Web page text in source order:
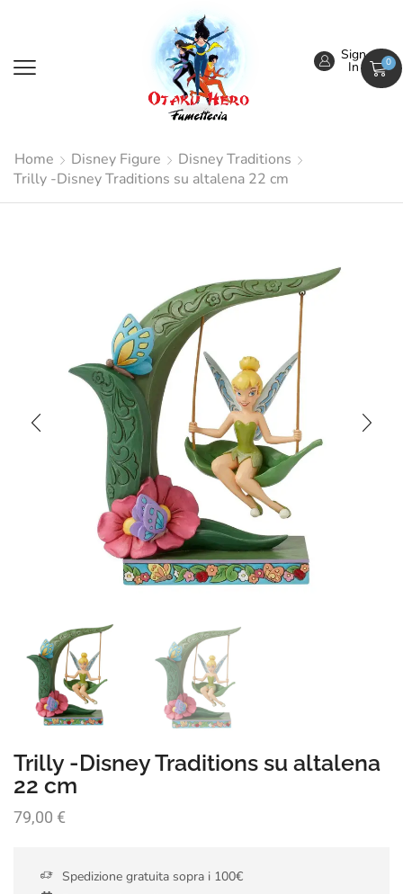
Sign
In 0
Home Disney Figure
Disney Traditions
Trilly -Disney Traditions su altalena 22 cm
Trilly -Disney Traditions su altalena
22 cm
79,00 €
Spedizione gratuita sopra i 100€